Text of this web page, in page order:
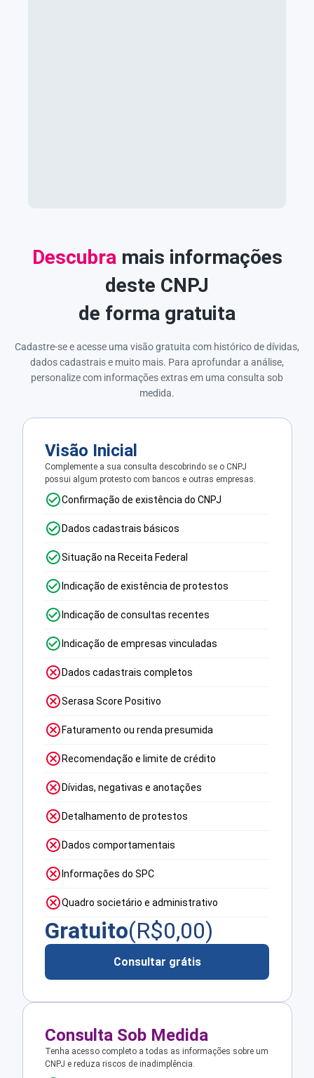
Descubramais informações
deste CNPJ
de forma gratuita
Cadastre-se e acesse uma visão gratuita com histórico de dívidas,
dados cadastrais e muito mais. Para aprofundar a análise,
personalize com informações extras em uma consulta sob
medida.
Visão Inicial
Complemente a sua consulta descobrindo se o CNPJ
possui algum protesto com bancos e outras empresas.
Confirmação de existência do CNPJ
Dados cadastrais básicos
Situação na Receita Federal
Indicação de existência de protestos
Indicação de consultas recentes
Indicação de empresas vinculadas
Dados cadastrais completos
Serasa Score Positivo
Faturamento ou renda presumida
Recomendação e limite de crédito
Dívidas, negativas e anotações
Detalhamento de protestos
Dados comportamentais
Informações do SPC
Quadro societário e administrativo
Gratuito(R$0,00)
Consultar grátis
Consulta Sob Medida
Tenha acesso completo a todas as informações sobre um
CNPJ e reduza riscos de inadimplência.